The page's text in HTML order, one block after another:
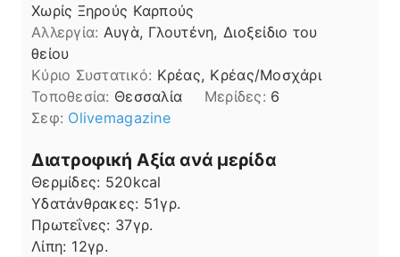
Χωρίς Ξηρούς Καρπούς
Αλλεργία: Αυγὰ, Γλουτένη, Διοξείδιο του
θείου
Kύριο Συστατικό: Κρέας, Κρέας/Μοσχάρι
Τοποθεσία: Θεσσαλία Μερίδες: 6
Σεφ: Olivemagazine
Διατροφική Αξία ανά μερίδα
Θερμίδες: 520kcal
Υδατάνθρακες: 51γρ.
Πρωτεΐνες: 37γρ.
Λίπη
Λίπη: 12γρ.